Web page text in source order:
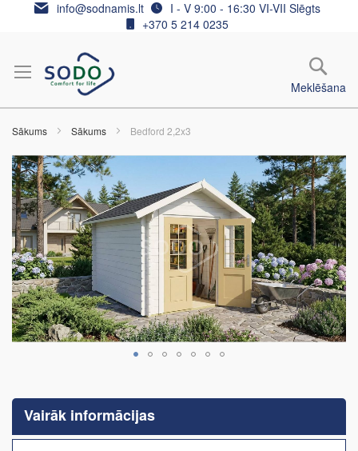
Skip info@sodnamis.lt
I - V 9:00 - 16:30 VI-VII Slēgts
+370 5 214 0235
Meklēšana
Sākums Sākums Bedford 2,2x3
Iet
uz
galerijas
beigām
galerijas
sākumu
Vairāk informācijas